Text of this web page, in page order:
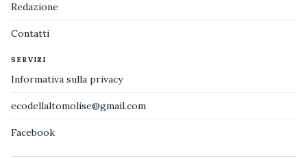
Redazione
Contatti
SERVIZI
Informativa sulla privacy
ecodellaltomolise@gmail.com
Facebook